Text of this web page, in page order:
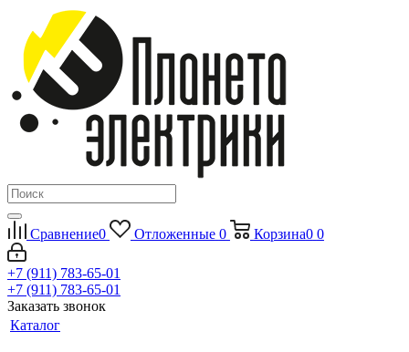
Сравнение0 Отложенные 0 Корзина0 0
+7 (911) 783-65-01
+7 (911) 783-65-01
Заказать звонок
Каталог